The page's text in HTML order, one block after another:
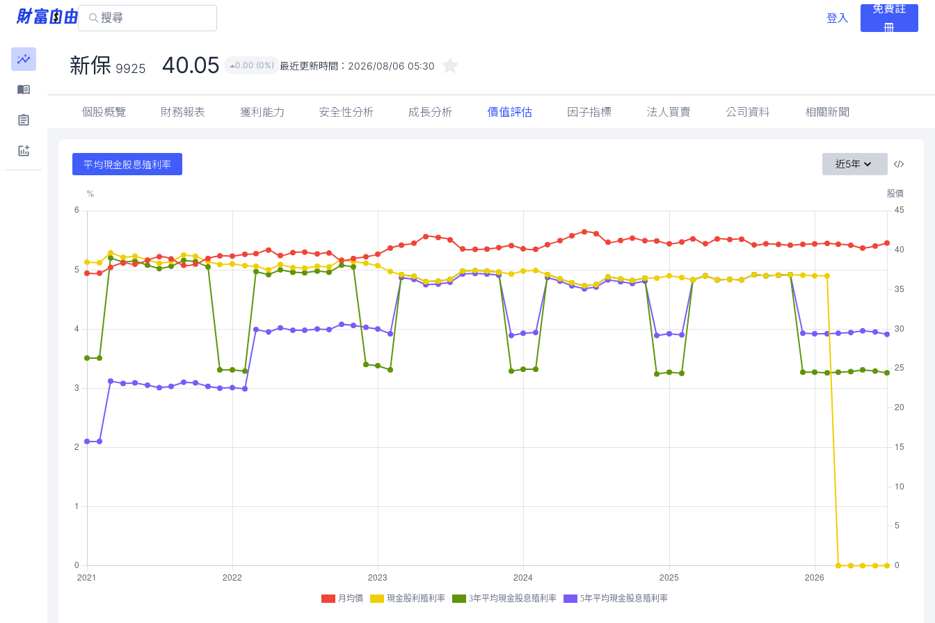
登入
免費註
冊
新保 9925 40.05 0.00 (0%) 最近更新時間： 2026/08/06 05:30
個股概覽 財務報表 獲利能力 安全性分析 成長分析 價值評估 因子指標 法人買賣 公司資料 相關新聞
平均現金股息殖利率 近5年
月均價 現金股利殖利率 3年平均現金股息殖利率 5年平均現金股息殖利率